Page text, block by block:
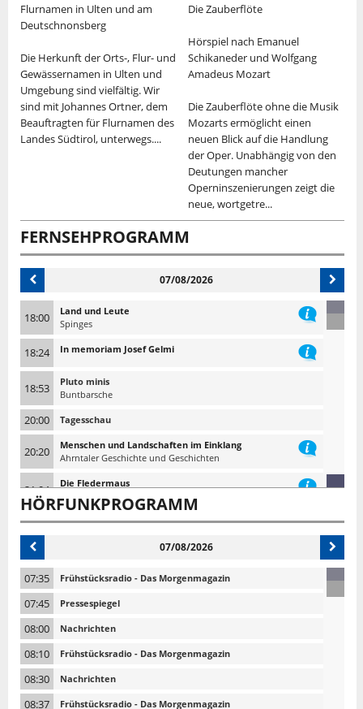
Flurnamen in Ulten und am
Deutschnonsberg
Die Herkunft der Orts-, Flur- und
Gewässernamen in Ulten und
Umgebung sind vielfältig. Wir
sind mit Johannes Ortner, dem
Beauftragten für Flurnamen des
Landes Südtirol, unterwegs....
Die Zauberflöte
Hörspiel nach Emanuel
Schikaneder und Wolfgang
Amadeus Mozart
Die Zauberflöte ohne die Musik
Mozarts ermöglicht einen
neuen Blick auf die Handlung
der Oper. Unabhängig von den
Deutungen mancher
Operninszenierungen zeigt die
neue, wortgetre...
FERNSEHPROGRAMM
07/08/2026
18:00
Land und Leute
Spinges
18:24 In memoriam Josef Gelmi
18:53
Pluto minis
Buntbarsche
20:00 Tagesschau
20:20
Menschen und Landschaften im Einklang
Ahrntaler Geschichte und Geschichten
21:04
Die Fledermaus
21:48
Auf weißroten Spuren in Frankreich
22:10
HÖRFUNKPROGRAMM
07/08/2026
07:35 Frühstücksradio - Das Morgenmagazin
07:45 Pressespiegel
08:00 Nachrichten
08:10 Frühstücksradio - Das Morgenmagazin
08:30 Nachrichten
08:37 Frühstücksradio - Das Morgenmagazin